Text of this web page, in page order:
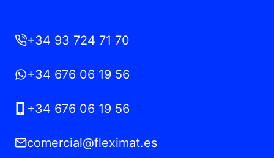
+34 93 724 71 70
+34 676 06 19 56
+34 676 06 19 56
comercial@fleximat.es